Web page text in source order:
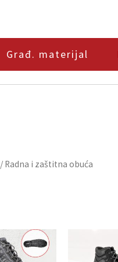
Građ. materijal
/ Radna i zaštitna obuća